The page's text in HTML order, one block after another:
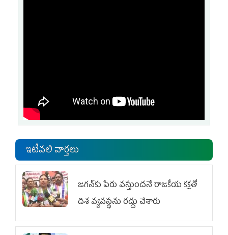
ఇటీవలి వార్తలు
జగన్‌కు పేరు వస్తుందనే రాజకీయ కక్షతో
దిశ వ్య‌వ‌స్థ‌ను రద్దు చేశారు